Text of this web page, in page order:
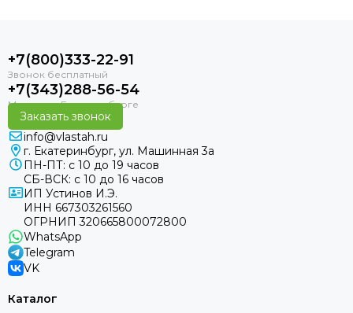
+7(800)333-22-91
+7(343)288-56-54
Заказать звонок
info@vlastah.ru
г. Екатеринбург, ул. Машинная 3а
ПН-ПТ: с 10 до 19 часов
СБ-ВСК: с 10 до 16 часов
ИП Устинов И.Э.
ИНН 667303261560
ОГРНИП 320665800072800
WhatsApp
Telegram
VK
Каталог